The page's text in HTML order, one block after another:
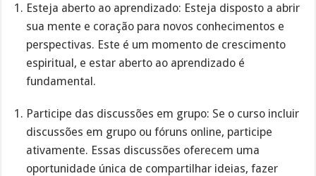
Esteja aberto ao aprendizado: Esteja disposto a abrir
sua mente e coração para novos conhecimentos e
perspectivas. Este é um momento de crescimento
espiritual, e estar aberto ao aprendizado é
fundamental.
Participe das discussões em grupo: Se o curso incluir
discussões em grupo ou fóruns online, participe
ativamente. Essas discussões oferecem uma
oportunidade única de compartilhar ideias, fazer